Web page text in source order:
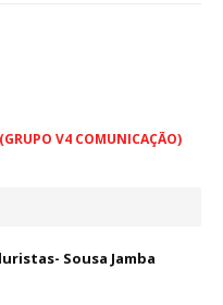
V4 COMUNICAÇÃO)
Sousa Jamba